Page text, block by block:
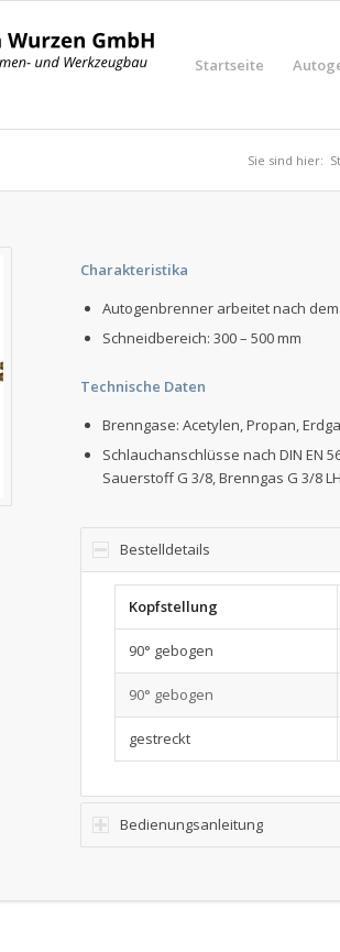
Startseite
Sie sind hier:
Charakteristika
Autogenbrenner arbeitet nach
Schneidbereich: 300 – 500 mm
Technische Daten
Brenngase: Acetylen, Propan,
Schlauchanschlüsse nach DIN EN
Sauerstoff G 3/8, Brenngas G 3/8 LH
Bestelldetails
Kopfstellung
90° gebogen
90° gebogen
gestreckt
Bedienungsanleitung